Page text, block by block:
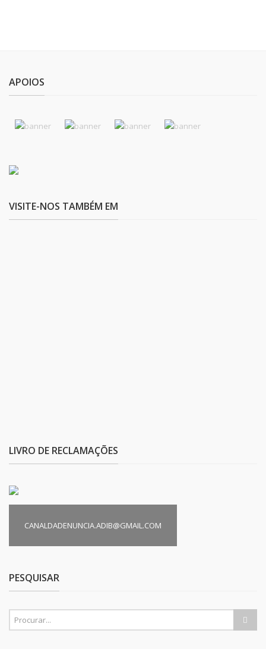
APOIOS
VISITE-NOS TAMBÉM EM
LIVRO DE RECLAMAÇÕES
CANALDADENUNCIA.ADIB@GMAIL.COM
PESQUISAR